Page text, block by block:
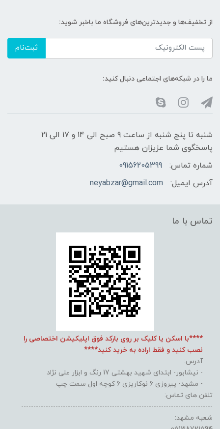
از تخفیف‌ها و جدیدترین‌های فروشگاه ما باخبر شوید:
ثبت‌نام
ما را در شبکه‌های اجتماعی دنبال کنید:
شنبه تا پنج شنبه از ساعت 9 صبح الی 14 و 17 الی 21
پاسخگوی شما عزیزان هستیم
شماره تماس:
09156205399
آدرس ایمیل:
neyabzar@gmail.com
تماس با ما
****با اسکن یا کلیک بر روی بارکد فوق اپلیکیشن اختصاصی را
نصب کنید و فقط اراده به خرید کنید****
آدرس:
- نیشابور- ابتدای شهید بهشتی 17 رنگ و ابزار علی نژاد
- مشهد- پیروزی 6 نوکاریزی 6 کوچه اول سمت چپ
تلفن های تماس:
------------------------------------------------------------------------------
شعبه مشهد: